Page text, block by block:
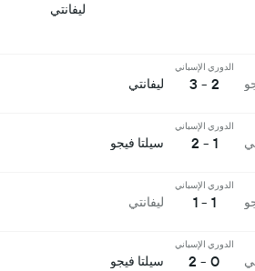
ليفانتي
الدوري الإسباني
2 - 3 ليفانتي
الدوري الإسباني
1 - 2 سيلتا فيجو
الدوري الإسباني
1 - 1 ليفانتي
الدوري الإسباني
0 - 2 سيلتا فيجو